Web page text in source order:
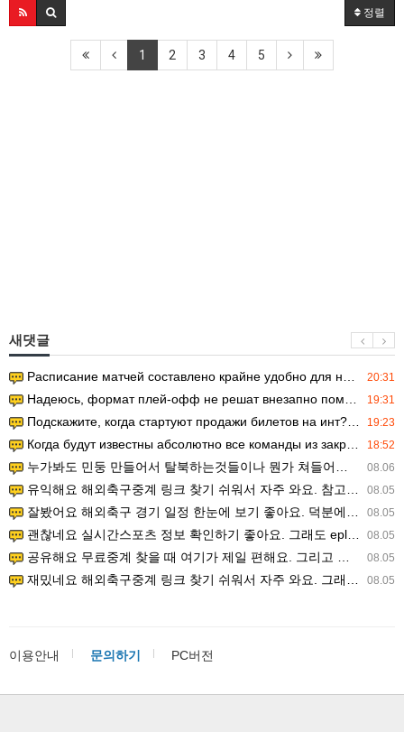
정렬
1 2 3 4 5
새댓글
20:31
Расписание матчей составлено крайне удобно для нашего часово…
19:31
Надеюсь, формат плей-офф не решат внезапно поменять. https:/…
19:23
Подскажите, когда стартуют продажи билетов на инт? https://g…
18:52
Когда будут известны абсолютно все команды из закрытых квали…
08.06
누가봐도 민둥 만들어서 탈북하는것들이나 뭔가 쳐들어오는 낌새를 미리 알아차리기 위함이지 저걸 전쟁준비라고 하…
08.05
유익해요 해외축구중계 링크 찾기 쉬워서 자주 와요. 참고로 무료스포츠중계 정보 확인할 때 출처 꼭 체크해요.…
08.05
잘봤어요 해외축구 경기 일정 한눈에 보기 좋아요. 덕분에 epl중계 볼 때 공식 중계 채널 먼저 찾아봐요. …
08.05
괜찮네요 실시간스포츠 정보 확인하기 좋아요. 그래도 epl중계 볼 때 공식 중계 채널 먼저 찾아봐요. 북마크…
08.05
공유해요 무료중계 찾을 때 여기가 제일 편해요. 그리고 무료스포츠중계 정보 확인할 때 출처 꼭 체크해요. 앞…
08.05
재밌네요 해외축구중계 링크 찾기 쉬워서 자주 와요. 그래서 해외축구중계도 정식 서비스로 봐야 안전해요. 다음…
이용안내 문의하기 PC버전